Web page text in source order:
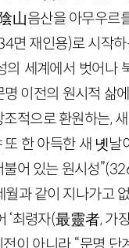
음산을 아무우르
재인용)로 시작하
세계에서 벗어나
이전의 원시적 삶
적으로 환원하는,
한 아득한 새 녯날
어 있는 원시성
과 같이 지나가고
최령자(最靈者, 가